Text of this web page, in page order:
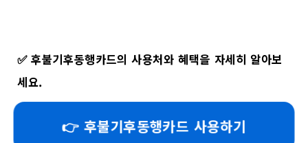
✅후불기후동행카드의 사용처와 혜택을 자세히 알아보
세요.
👉 후불기후동행카드 사용하기